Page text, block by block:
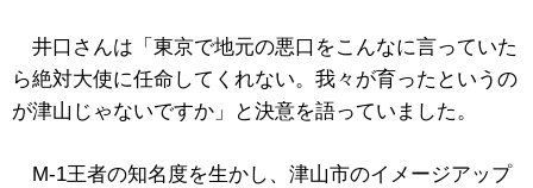
井口さんは「東京で地元の悪口をこんなに言っていた
ら絶対大使に任命してくれない。我々が育ったというの
が津山じゃないですか」と決意を語っていました。
M-1王者の知名度を生かし、津山市のイメージアップ